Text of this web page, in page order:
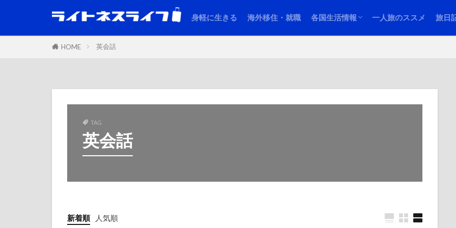
身軽に生きる 海外移住・就職 各国生活情報 一人旅のススメ 旅日
HOME 英会話
TAG
英会話
新着順 人気順